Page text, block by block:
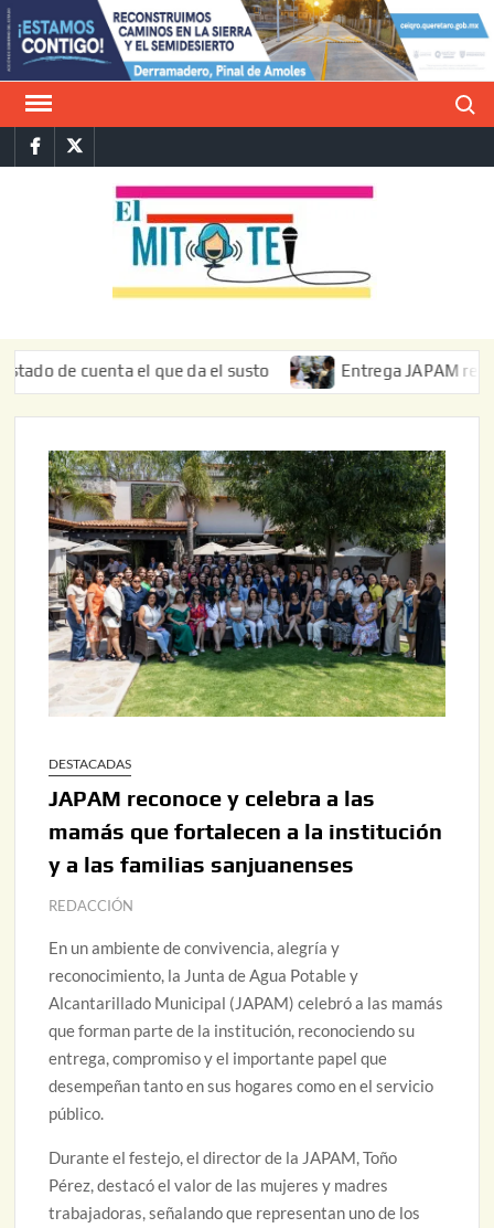
Saltar
al
contenido
FacebookTwitter
cuenta el que da el susto Entrega JAPAM
DESTACADAS
JAPAM reconoce y celebra a las
mamás que fortalecen a la institución
y a las familias sanjuanenses
REDACCIÓN
En un ambiente de convivencia, alegría y
reconocimiento, la Junta de Agua Potable y
Alcantarillado Municipal (JAPAM) celebró a las mamás
que forman parte de la institución, reconociendo su
entrega, compromiso y el importante papel que
desempeñan tanto en sus hogares como en el servicio
público.
Durante el festejo, el director de la JAPAM, Toño
Pérez, destacó el valor de las mujeres y madres
trabajadoras, señalando que representan uno de los